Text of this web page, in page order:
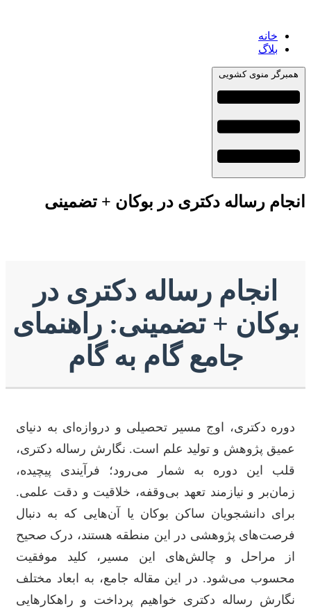
خانه
بلاگ
همبرگر منوی کشویی
انجام رساله دکتری در بوکان + تضمینی
انجام رساله دکتری در
بوکان + تضمینی: راهنمای
جامع گام به گام
دوره دکتری، اوج مسیر تحصیلی و دروازه‌ای به دنیای
عمیق پژوهش و تولید علم است. نگارش رساله دکتری،
قلب این دوره به شمار می‌رود؛ فرآیندی پیچیده،
زمان‌بر و نیازمند تعهد بی‌وقفه، خلاقیت و دقت علمی.
برای دانشجویان ساکن بوکان یا آن‌هایی که به دنبال
فرصت‌های پژوهشی در این منطقه هستند، درک صحیح
از مراحل و چالش‌های این مسیر، کلید موفقیت
محسوب می‌شود. در این مقاله جامع، به ابعاد مختلف
نگارش رساله دکتری خواهیم پرداخت و راهکارهایی